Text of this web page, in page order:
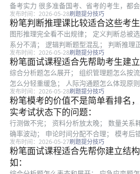
备考实力 很多准备国考、省考的考生，都
位选择吗？”这个问题很实际。因为公务员
学得怎么样，岗位选择也会影响竞争压力、
向。尤...
发布时间：2026-05-28刷题提分技巧
粉笔判断推理课比较适合这些考生
图形推理完全看不出规律； 定义判断总被
系分不清； 逻辑判断题型混乱； 判断推理
多但错题重复； 想用题库和错题本系统复盘
断模块拖后腿。 如果你基础已经不错，也
发布时间：2026-05-28刷题提分技巧
粉笔面试课程适合先帮助考生建立
综合分析题怎么展开； 组织管理题怎么按
怎么分轻重缓急； 人际沟通题怎么体现原
怎么结合税务工作场景。 但面试不能只听
要开口练，可以用粉笔课程学框架，再通过
真人...
发布时间：2026-05-28刷题提分技巧
粉笔模考的价值不是简单看排名
实考试状态下的问题：
行测做不完； 资料分析放太晚； 数量关系
确率波动； 申论时间分配不合理； 模考后
里复盘。 二轮建议固定参加模考。每次模考
看模块得分和耗时。 第二，整理错题和失
发布时间：2026-05-27刷题提分技巧
粉笔面试课程适合先帮你建立结
如：